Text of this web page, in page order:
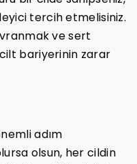
tercih etmelisiniz.
ve sert
bariyerinin zarar
adım
olsun, her cildin